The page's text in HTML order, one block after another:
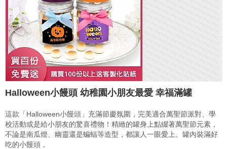
Halloween小饅頭 幼稚園小朋友最愛 幸福滿罐
這款「Halloween小饅頭」充滿節慶氛圍，完美適合萬聖節派對、學
校活動或是給小朋友的驚喜禮物！精緻的罐身上點綴著萬聖節元素，
不論是南瓜燈、幽靈還是蝙蝠等造型，都讓人一眼愛上。罐內裝滿好
吃的小饅頭，